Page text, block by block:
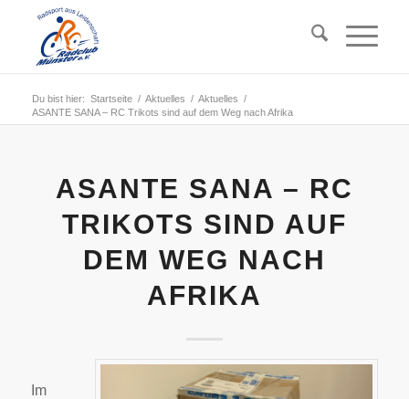
Du bist hier: Startseite / Aktuelles / Aktuelles /
ASANTE SANA – RC Trikots sind auf dem Weg nach Afrika
ASANTE SANA – RC
TRIKOTS SIND AUF
DEM WEG NACH
AFRIKA
Im